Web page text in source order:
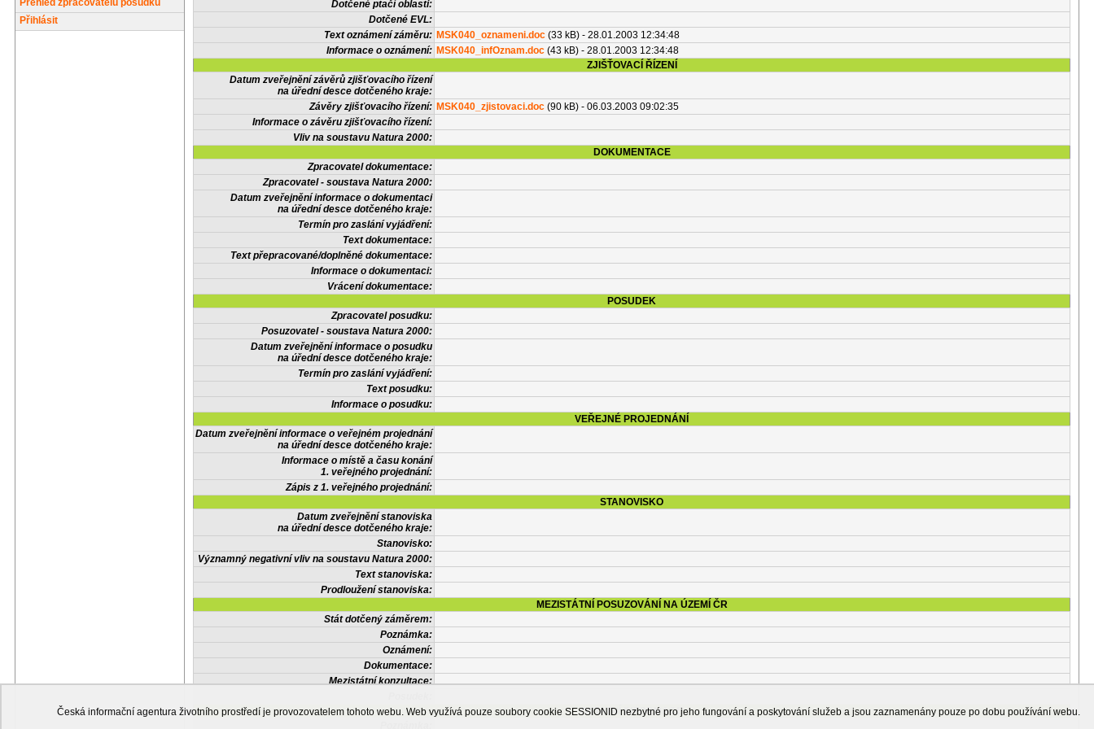
Přehled zpracovatelů posudků
Přihlásit
Dotčené ptačí oblasti:
Dotčené EVL:
Text oznámení záměru: MSK040_oznameni.doc (33 kB) - 28.01.2003 12:34:48
Informace o oznámení: MSK040_infOznam.doc (43 kB) - 28.01.2003 12:34:48
ZJIŠŤOVACÍ ŘÍZENÍ
Datum zveřejnění závěrů zjišťovacího řízení
na úřední desce dotčeného kraje:
Závěry zjišťovacího řízení: MSK040_zjistovaci.doc (90 kB) - 06.03.2003 09:02:35
Informace o závěru zjišťovacího řízení:
Vliv na soustavu Natura 2000:
DOKUMENTACE
Zpracovatel dokumentace:
Zpracovatel - soustava Natura 2000:
Datum zveřejnění informace o dokumentaci
na úřední desce dotčeného kraje:
Termín pro zaslání vyjádření:
Text dokumentace:
Text přepracované/doplněné dokumentace:
Informace o dokumentaci:
Vrácení dokumentace:
POSUDEK
Zpracovatel posudku:
Posuzovatel - soustava Natura 2000:
Datum zveřejnění informace o posudku
na úřední desce dotčeného kraje:
Termín pro zaslání vyjádření:
Text posudku:
Informace o posudku:
VEŘEJNÉ PROJEDNÁNÍ
Datum zveřejnění informace o veřejném projednání
na úřední desce dotčeného kraje:
Informace o místě a času konání
1. veřejného projednání:
Zápis z 1. veřejného projednání:
STANOVISKO
Datum zveřejnění stanoviska
na úřední desce dotčeného kraje:
Stanovisko:
Významný negativní vliv na soustavu Natura 2000:
Text stanoviska:
Prodloužení stanoviska:
MEZISTÁTNÍ POSUZOVÁNÍ NA ÚZEMÍ ČR
Stát dotčený záměrem:
Poznámka:
Oznámení:
Dokumentace:
Mezistátní konzultace:
OSTATNÍ INFORMACE
Česká informační agentura životního prostředí je provozovatelem tohoto webu. Web využívá pouze soubory cookie SESSIONID nezbytné pro jeho fungování a poskytování služeb a jsou zaznamenány pouze po dobu používání webu.